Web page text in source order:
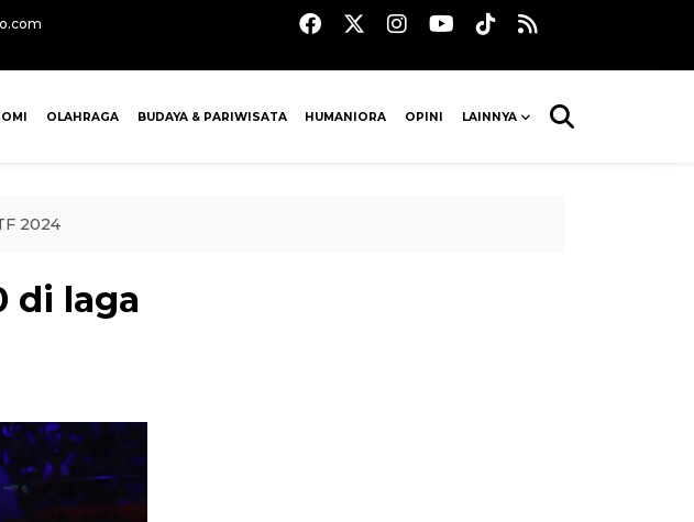
OLAHRAGA BUDAYA & PARIWISATA HUMANIORA OPINI LAINNYA
2024
di laga